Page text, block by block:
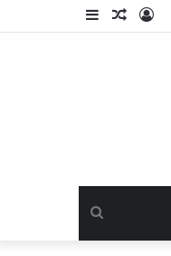
إضافةمقالتسجيل
بحث